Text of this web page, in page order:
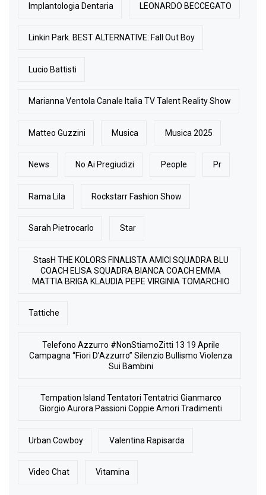
Implantologia Dentaria LEONARDO BECCEGATO
Linkin Park. BEST ALTERNATIVE: Fall Out Boy
Lucio Battisti
Marianna Ventola Canale Italia TV Talent Reality Show
Matteo Guzzini Musica Musica 2025
News No Ai Pregiudizi People Pr
Rama Lila Rockstarr Fashion Show
Sarah Pietrocarlo Star
StasH THE KOLORS FINALISTA AMICI SQUADRA BLU
COACH ELISA SQUADRA BIANCA COACH EMMA
MATTIA BRIGA KLAUDIA PEPE VIRGINIA TOMARCHIO
Tattiche
Telefono Azzurro #NonStiamoZitti 13 19 Aprile
Campagna “Fiori D’Azzurro” Silenzio Bullismo Violenza
Sui Bambini
Tempation Island Tentatori Tentatrici Gianmarco
Giorgio Aurora Passioni Coppie Amori Tradimenti
Urban Cowboy Valentina Rapisarda
Video Chat Vitamina